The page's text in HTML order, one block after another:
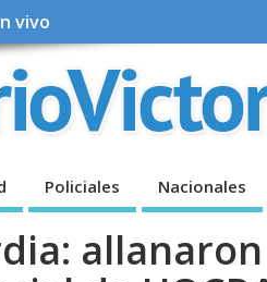
vivo
Policiales Nacionales